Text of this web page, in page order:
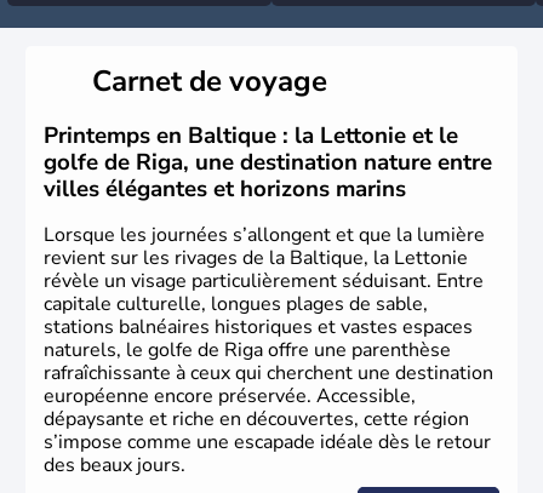
Carnet de voyage
Printemps en Baltique : la Lettonie et le
golfe de Riga, une destination nature entre
villes élégantes et horizons marins
Lorsque les journées s’allongent et que la lumière
revient sur les rivages de la Baltique, la Lettonie
révèle un visage particulièrement séduisant. Entre
capitale culturelle, longues plages de sable,
stations balnéaires historiques et vastes espaces
naturels, le golfe de Riga offre une parenthèse
rafraîchissante à ceux qui cherchent une destination
européenne encore préservée. Accessible,
dépaysante et riche en découvertes, cette région
s’impose comme une escapade idéale dès le retour
des beaux jours.